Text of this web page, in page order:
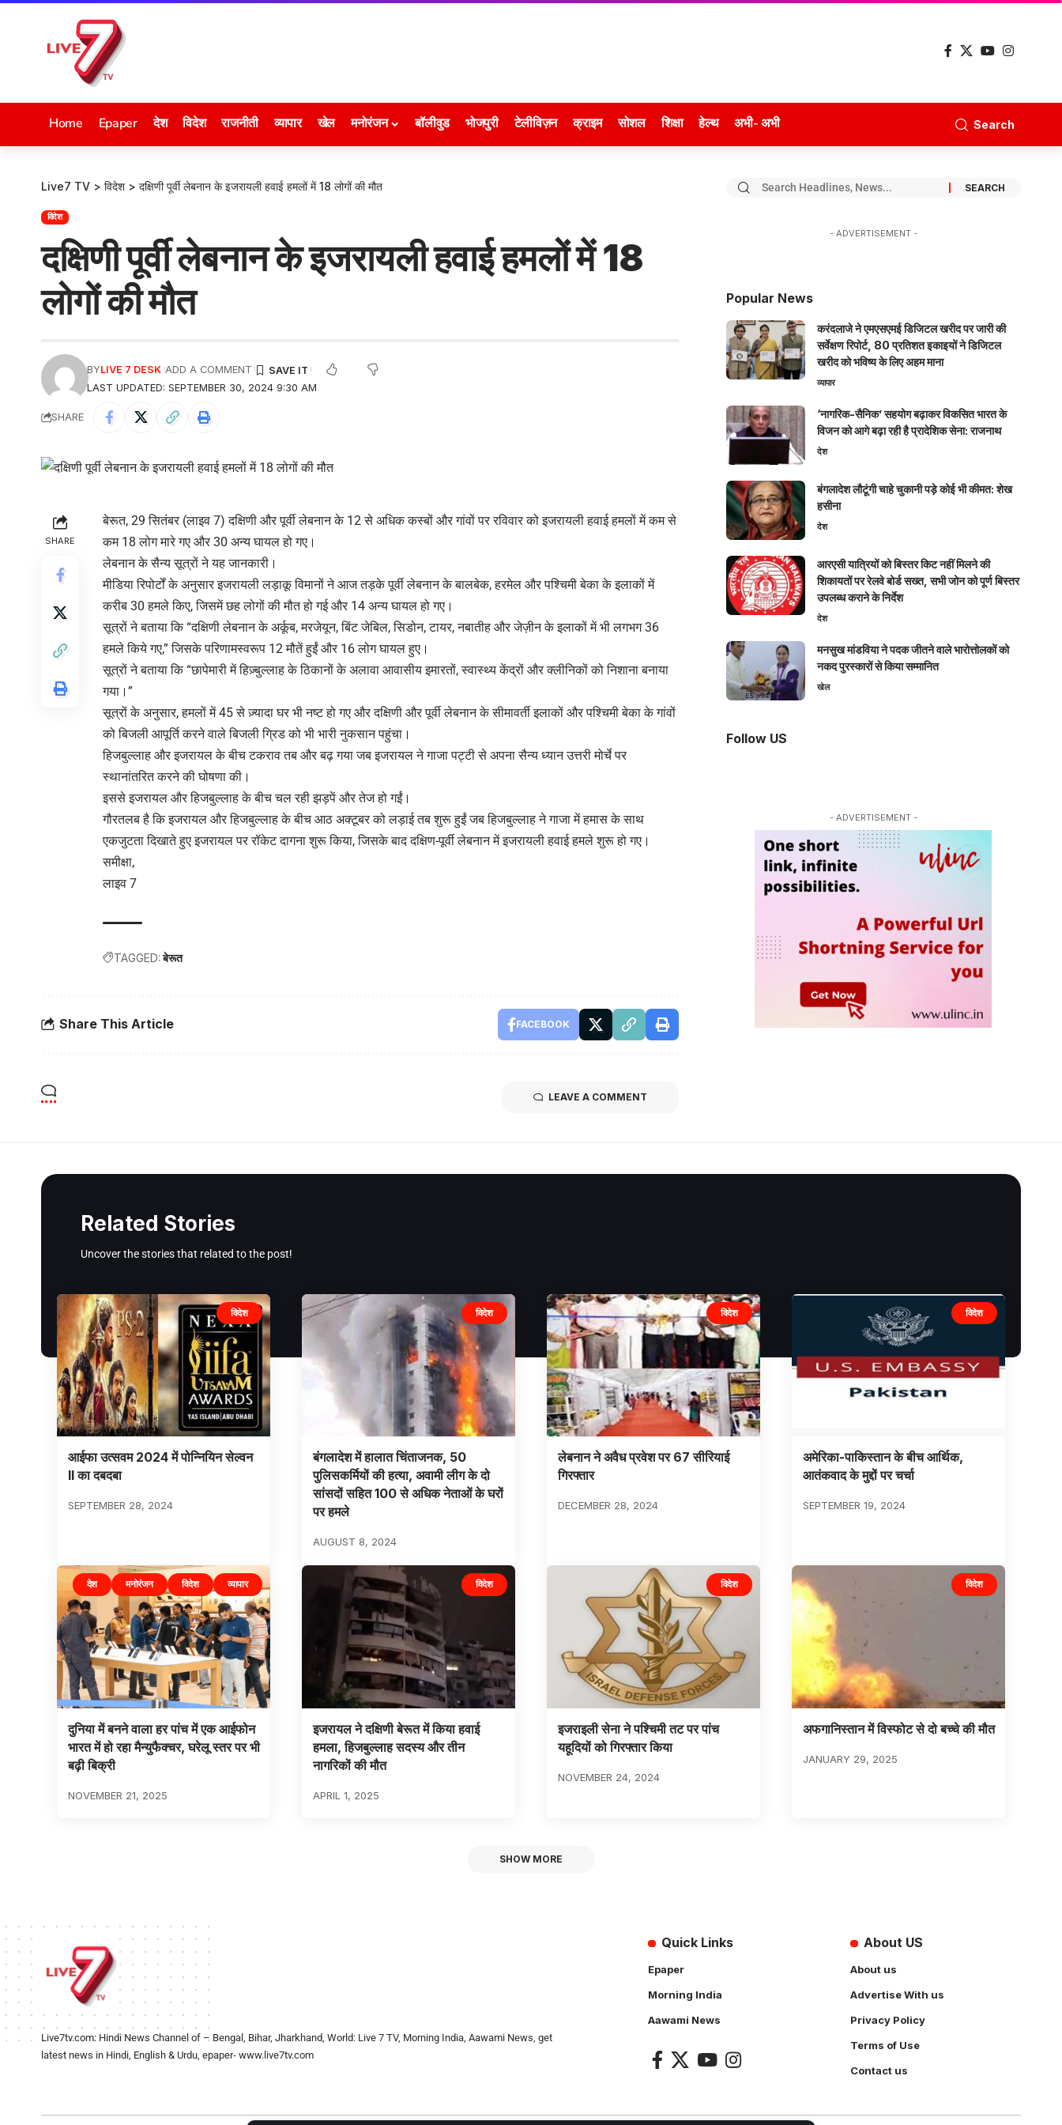
Home Epaper देश विदेश राजनीती व्यापार खेल मनोरंजन बॉलीवुड भोजपुरी टेलीविज़न क्राइम सोशल शिक्षा हेल्थ अभी- अभी Search
Live7 TV > विदेश > दक्षिणी पूर्वी लेबनान के इजरायली हवाई हमलों में 18 लोगों की मौत
विदेश
दक्षिणी पूर्वी लेबनान के इजरायली हवाई हमलों में 18
लोगों की मौत
LAST UPDATED: SEPTEMBER 30, 2024 9:30 AM
BYLIVE 7 DESK ADD A COMMENT
SHARE
SHARE
बेरूत, 29 सितंबर (लाइव 7) दक्षिणी और पूर्वी लेबनान के 12 से अधिक कस्बों और गांवों पर रविवार को इजरायली हवाई हमलों में कम से
कम 18 लोग मारे गए और 30 अन्य घायल हो गए।
लेबनान के सैन्य सूत्रों ने यह जानकारी।
मीडिया रिपोर्टों के अनुसार इजरायली लड़ाकू विमानों ने आज तड़के पूर्वी लेबनान के बालबेक, हरमेल और पश्चिमी बेका के इलाकों में
करीब 30 हमले किए, जिसमें छह लोगों की मौत हो गई और 14 अन्य घायल हो गए।
सूत्रों ने बताया कि “दक्षिणी लेबनान के अर्कूब, मरजेयून, बिंट जेबिल, सिडोन, टायर, नबातीह और जेज़ीन के इलाकों में भी लगभग 36
हमले किये गए,” जिसके परिणामस्वरूप 12 मौतें हुईं और 16 लोग घायल हुए।
सूत्रों ने बताया कि “छापेमारी में हिज़्बुल्लाह के ठिकानों के अलावा आवासीय इमारतों, स्वास्थ्य केंद्रों और क्लीनिकों को निशाना बनाया
गया।”
सूत्रों के अनुसार, हमलों में 45 से ज़्यादा घर भी नष्ट हो गए और दक्षिणी और पूर्वी लेबनान के सीमावर्ती इलाकों और पश्चिमी बेका के गांवों
को बिजली आपूर्ति करने वाले बिजली ग्रिड को भी भारी नुकसान पहुंचा।
हिजबुल्लाह और इजरायल के बीच टकराव तब और बढ़ गया जब इजरायल ने गाजा पट्टी से अपना सैन्य ध्यान उत्तरी मोर्चे पर
स्थानांतरित करने की घोषणा की।
इससे इजरायल और हिजबुल्लाह के बीच चल रही झड़पें और तेज हो गईं।
गौरतलब है कि इजरायल और हिजबुल्लाह के बीच आठ अक्टूबर को लड़ाई तब शुरू हुईं जब हिजबुल्लाह ने गाजा में हमास के साथ
एकजुटता दिखाते हुए इजरायल पर रॉकेट दागना शुरू किया, जिसके बाद दक्षिण-पूर्वी लेबनान में इजरायली हवाई हमले शुरू हो गए।
समीक्षा,
लाइव 7
TAGGED: बेरूत
Share This Article FACEBOOK
LEAVE A COMMENT
- ADVERTISEMENT -
Popular News
करंदलाजे ने एमएसएमई डिजिटल खरीद पर जारी की
सर्वेक्षण रिपोर्ट, 80 प्रतिशत इकाइयों ने डिजिटल
खरीद को भविष्य के लिए अहम माना
व्यापार
‘नागरिक-सैनिक’ सहयोग बढ़ाकर विकसित भारत के
विजन को आगे बढ़ा रही है प्रादेशिक सेना: राजनाथ
देश
बंगलादेश लौटूंगी चाहे चुकानी पड़े कोई भी कीमत: शेख
हसीना
देश
आरएसी यात्रियों को बिस्तर किट नहीं मिलने की
शिकायतों पर रेलवे बोर्ड सख्त, सभी जोन को पूर्ण बिस्तर
उपलब्ध कराने के निर्देश
देश
मनसुख मांडविया ने पदक जीतने वाले भारोत्तोलकों को
नकद पुरस्कारों से किया सम्मानित
खेल
Follow US
- ADVERTISEMENT -
Related Stories
Uncover the stories that related to the post!
विदेश
आईफा उत्सवम 2024 में पोन्नियिन सेल्वन
II का दबदबा
SEPTEMBER 28, 2024
विदेश
बंगलादेश में हालात चिंताजनक, 50
पुलिसकर्मियों की हत्या, अवामी लीग के दो
सांसदों सहित 100 से अधिक नेताओं के घरों
पर हमले
AUGUST 8, 2024
विदेश
लेबनान ने अवैध प्रवेश पर 67 सीरियाई
गिरफ्तार
DECEMBER 28, 2024
विदेश
अमेरिका-पाकिस्तान के बीच आर्थिक,
आतंकवाद के मुद्दों पर चर्चा
SEPTEMBER 19, 2024
देश मनोरंजन विदेश व्यापार
दुनिया में बनने वाला हर पांच में एक आईफोन
भारत में हो रहा मैन्युफैक्चर, घरेलू स्तर पर भी
बढ़ी बिक्री
NOVEMBER 21, 2025
विदेश
इजरायल ने दक्षिणी बेरूत में किया हवाई
हमला, हिजबुल्लाह सदस्य और तीन
नागरिकों की मौत
APRIL 1, 2025
विदेश
इजराइली सेना ने पश्चिमी तट पर पांच
यहूदियों को गिरफ्तार किया
NOVEMBER 24, 2024
विदेश
अफगानिस्तान में विस्फोट से दो बच्चे की मौत
JANUARY 29, 2025
SHOW MORE
Live7tv.com: Hindi News Channel of – Bengal, Bihar, Jharkhand, World: Live 7 TV, Morning India, Aawami News, get
latest news in Hindi, English & Urdu, epaper- www.live7tv.com
Quick Links
Epaper
Morning India
Aawami News
About US
About us
Advertise With us
Privacy Policy
Terms of Use
Contact us